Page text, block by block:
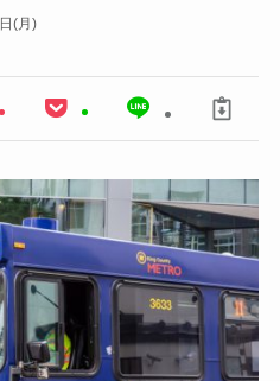
(月)